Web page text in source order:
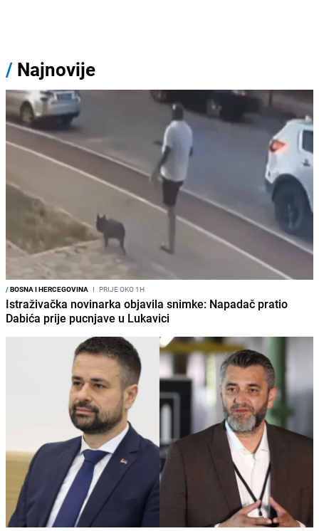
/ Najnovije
/BOSNA I HERCEGOVINA I PRIJE OKO 1H
Istraživačka novinarka objavila snimke: Napadač pratio
Dabića prije pucnjave u Lukavici